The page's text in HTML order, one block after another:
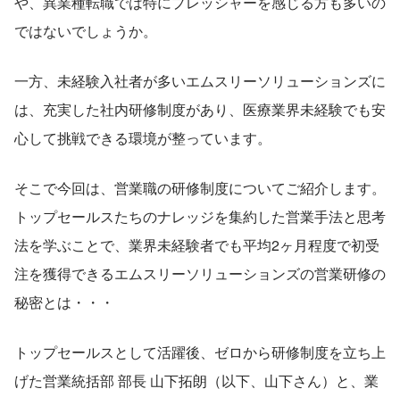
ではないでしょうか。
一方、未経験入社者が多いエムスリーソリューションズに
は、充実した社内研修制度があり、医療業界未経験でも安
心して挑戦できる環境が整っています。
そこで今回は、営業職の研修制度についてご紹介します。
トップセールスたちのナレッジを集約した営業手法と思考
法を学ぶことで、業界未経験者でも平均2ヶ月程度で初受
注を獲得できるエムスリーソリューションズの営業研修の
秘密とは・・・
トップセールスとして活躍後、ゼロから研修制度を立ち上
げた営業統括部 部長 山下拓朗（以下、山下さん）と、業